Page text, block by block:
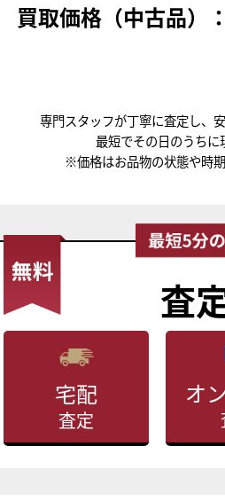
買取価格（中古品）：
専門スタッフが丁寧に査定し、
最短でその日のうちに
※価格はお品物の状態や時
査
宅配
査定
オ